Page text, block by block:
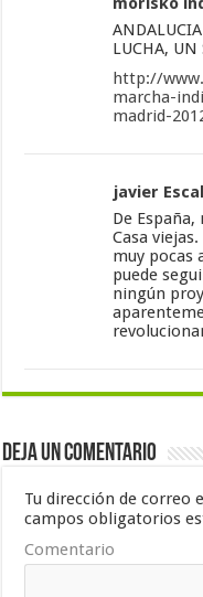
LUCHA, UN
http://
marcha-
madrid-
javier
De
Casa
muy pocas
puede
ningún
Deja un comentario
Tu dirección de correo
campos obligatorios
Comentario